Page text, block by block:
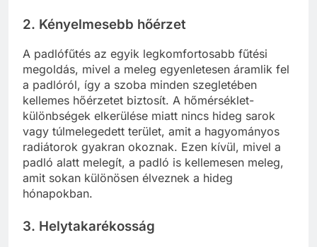
2. Kényelmesebb hőérzet
A padlófűtés az egyik legkomfortosabb fűtési
megoldás, mivel a meleg egyenletesen áramlik fel
a padlóról, így a szoba minden szegletében
kellemes hőérzetet biztosít. A hőmérséklet-
különbségek elkerülése miatt nincs hideg sarok
vagy túlmelegedett terület, amit a hagyományos
radiátorok gyakran okoznak. Ezen kívül, mivel a
padló alatt melegít, a padló is kellemesen meleg,
amit sokan különösen élveznek a hideg
hónapokban.
3. Helytakarékosság